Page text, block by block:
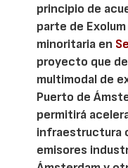
principio de
parte de
minoritaria en
proyecto que
multimodal de
Puerto de
permitirá
infraestructura
emisores